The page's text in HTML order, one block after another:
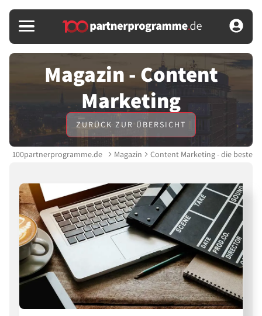
Magazin - Content
Marketing
ZURÜCK ZUR ÜBERSICHT
100partnerprogramme.de Magazin Content Marketing - die besten